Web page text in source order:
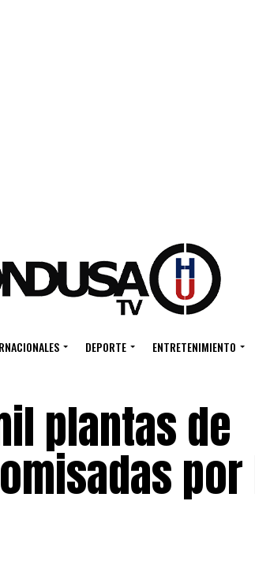
DEPORTE ENTRETENIMIENTO
plantas de